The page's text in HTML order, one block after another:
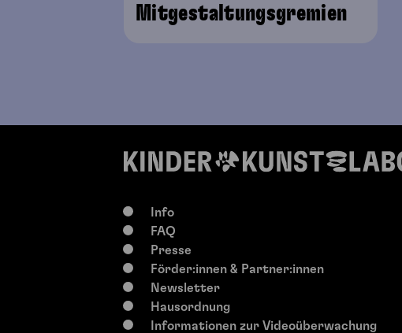
Mitgestaltungsgremien
Info
FAQ
Presse
Förder:innen & Partner:innen
Newsletter
Hausordnung
Informationen zur Videoüberwachung